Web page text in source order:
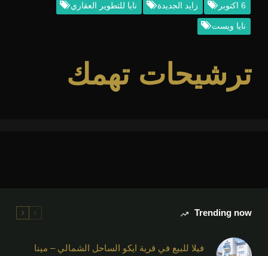
6 اكتوبر زايد الجديدة نايا للتطوير العقاري
نايا ويست
ترشيحات تهمك
Trending now
فيلا للبيع في قرية ايكو الساحل الشمالي – مينا